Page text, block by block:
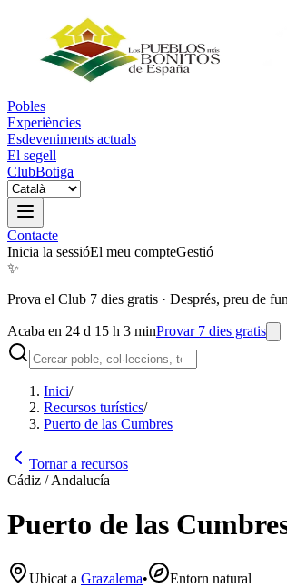
Pobles
Experiències
Esdeveniments actuals
El segell
ClubBotiga
Contacte
Inicia la sessióEl meu compteGestió
✨
Prova el Club 7 dies gratis · Després, preu de
Acaba en 24 d 15 h 3 minProvar 7 dies gratis
Inici/
Recursos turístics/
Puerto de las Cumbres
Tornar a recursos
Cádiz / Andalucía
Puerto de las
Ubicat a Grazalema• Entorn natural